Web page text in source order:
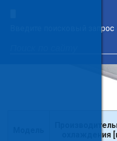
Введите поисковый запрос
охлаждения